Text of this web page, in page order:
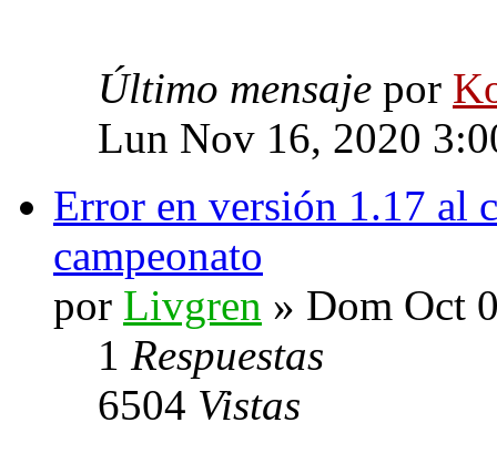
Último mensaje por
Lun Nov 16, 2020
Error en versión 1.17 al
campeonato
por Livgren » Dom Oct
1 Respuestas
6504 Vistas